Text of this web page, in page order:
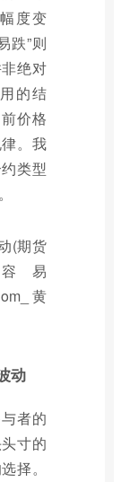
度变
跌”则
绝对
的结
价格
。我
类型
动
者的
寸的
择。